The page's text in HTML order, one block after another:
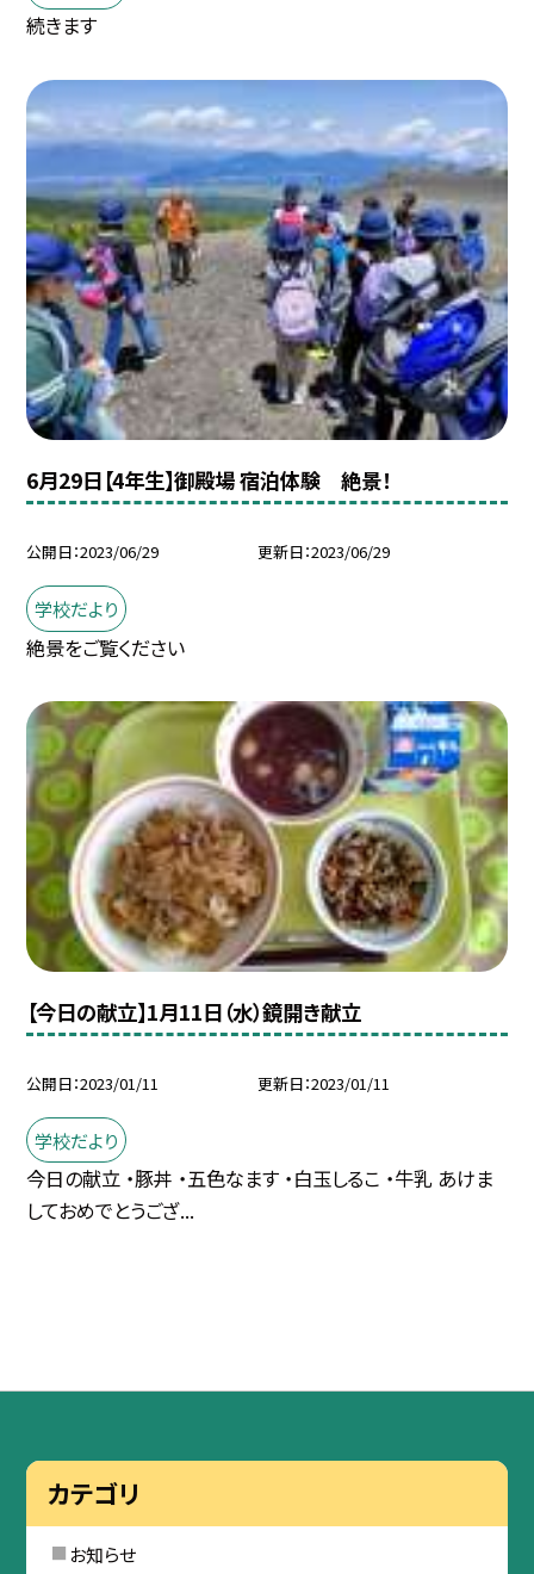
続きます
6月29日【4年生】御殿場 宿泊体験 絶景！
公開日 2023/06/29 更新日 2023/06/29
学校だより
絶景をご覧ください
【今日の献立】1月11日（水）鏡開き献立
公開日 2023/01/11 更新日 2023/01/11
学校だより
今日の献立 ・豚丼 ・五色なます ・白玉しるこ ・牛乳 あけま
しておめでとうござ...
カテゴリ
お知らせ